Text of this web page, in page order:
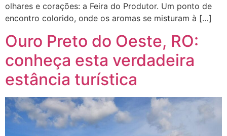
olhares e corações: a Feira do Produtor. Um ponto de
encontro colorido, onde os aromas se misturam à […]
Ouro Preto do Oeste, RO:
conheça esta verdadeira
estância turística